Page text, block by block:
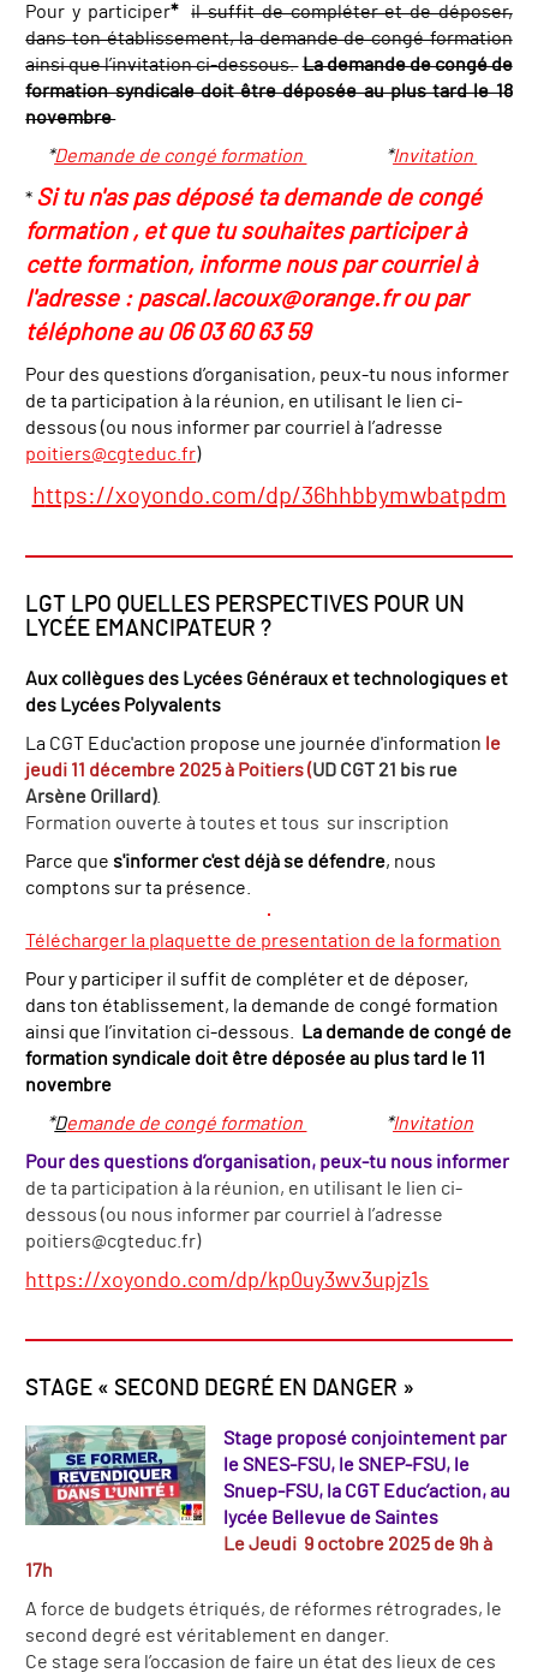
Pour y participer*
il suffit de compléter et de déposer,
dans ton établissement, la demande de congé formation
ainsi que l’invitation ci-dessous.La demande de congé de
formation syndicale doit être déposée au plus tard le 18
novembre
*Demande de congé formation *Invitation
* Si tu n'as pas déposé ta demande de congé
formation , et que tu souhaites participer à
cette formation, informe nous par courriel à
l'adresse : pascal.lacoux@orange.fr ou par
téléphone au 06 03 60 63 59
Pour des questions d’organisation, peux-tu nous informer
de ta participation à la réunion, en utilisant le lien ci-
dessous (ou nous informer par courriel à l’adresse
poitiers@cgteduc.fr)
https://xoyondo.com/dp/36hhbbymwbatpdm
LGT LPO QUELLES PERSPECTIVES POUR UN
LYCÉE EMANCIPATEUR ?
Aux collègues des Lycées Généraux et technologiques et
des Lycées Polyvalents
La CGT Educ'action propose une journée d'information le
jeudi 11 décembre 2025 à Poitiers (UD CGT 21 bis rue
Arsène Orillard).
Formation ouverte à toutes et tous sur inscription
Parce que s'informer c'est déjà se défendre, nous
comptons sur ta présence.
Télécharger la plaquette de presentation de la formation
Pour y participer il suffit de compléter et de déposer,
dans ton établissement, la demande de congé formation
ainsi que l’invitation ci-dessous.
La demande de congé de
formation syndicale doit être déposée au plus tard le 11
novembre
*Demande de congé formation *Invitation
Pour des questions d’organisation, peux-tu nous informer
de ta participation à la réunion, en utilisant le lien ci-
dessous (ou nous informer par courriel à l’adresse
poitiers@cgteduc.fr)
https://xoyondo.com/dp/kp0uy3wv3upjz1s
STAGE « SECOND DEGRÉ EN DANGER »
Stage proposé conjointement par
le SNES-FSU, le SNEP-FSU, le
Snuep-FSU, la CGT Educ’action, au
lycée Bellevue de Saintes
Le Jeudi 9 octobre 2025 de 9h à
17h
A force de budgets étriqués, de réformes rétrogrades, le
second degré est véritablement en danger.
Ce stage sera l’occasion de faire un état des lieux de ces